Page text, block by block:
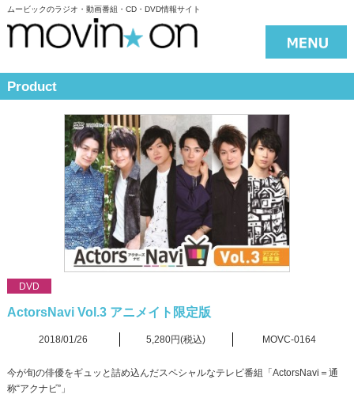
ムービックのラジオ・動画番組・CD・DVD情報サイト
Product
DVD
ActorsNavi Vol.3 アニメイト限定版
2018/01/26 5,280円(税込) MOVC-0164
今が旬の俳優をギュッと詰め込んだスペシャルなテレビ番組「ActorsNavi＝通
称“アクナビ”」